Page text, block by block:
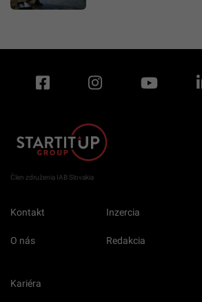
Člen združenia IAB Slovakia
Kontakt Inzercia
O nás Redakcia
Kariéra